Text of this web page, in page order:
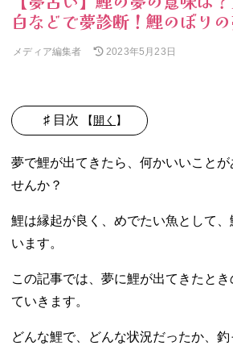
白などで夢診断！鯉のぼりの
メディア編集者 2023年5月23日
♯ 目次 【開く 】
が赤い・白いな
ど色で診断
が赤い
− 夢占い‐鯉
− 夢占い‐鯉
が金色
のぼりだった時
夢で鯉が出てきたら、何かいいことが
せんか？
鯉は縁起が良く、めでたい魚として
います。
この記事では、夢に鯉が出てきたと
ていきます。
どんな鯉で、どんな状況だったか、